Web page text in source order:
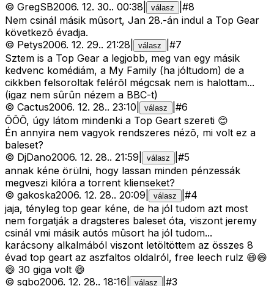
© GregSB2006. 12. 30.. 00:38 válasz #8
Nem csinál másik mûsort, Jan 28.-án indul a Top Gear
következõ évadja.
© Petys2006. 12. 29.. 21:28 válasz #7
Sztem is a Top Gear a legjobb, meg van egy másik
kedvenc komédiám, a My Family (ha jóltudom) de a
cikkben felsoroltak felérõl mégcsak nem is halottam...
(igaz nem sûrûn nézem a BBC-t)
© Cactus2006. 12. 28.. 23:10 válasz #6
ÕÕÕ, úgy látom mindenki a Top Geart szereti 😊
Én annyira nem vagyok rendszeres nézõ, mi volt ez a
baleset?
© DjDano2006. 12. 28.. 21:59 válasz #5
annak kéne örülni, hogy lassan minden pénzessák
megveszi kilóra a torrent klienseket?
© gakoska2006. 12. 28.. 20:09 válasz #4
jaja, tényleg top gear kéne, de ha jól tudom azt most
nem forgatják a dragsteres baleset óta, viszont jeremy
csinál vmi másik autós mûsort ha jól tudom...
karácsony alkalmából viszont letöltöttem az összes 8
évad top geart az aszfaltos oldalról, free leech rulz 😄😄
😄 30 giga volt 😄
© sgbo2006. 12. 28.. 18:16 válasz #3